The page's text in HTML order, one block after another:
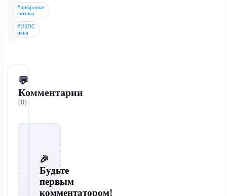
#цифровые
активы
#USDC
цена
💬
Комментарии
(0)
🎉
Будьте
первым
комментатором!